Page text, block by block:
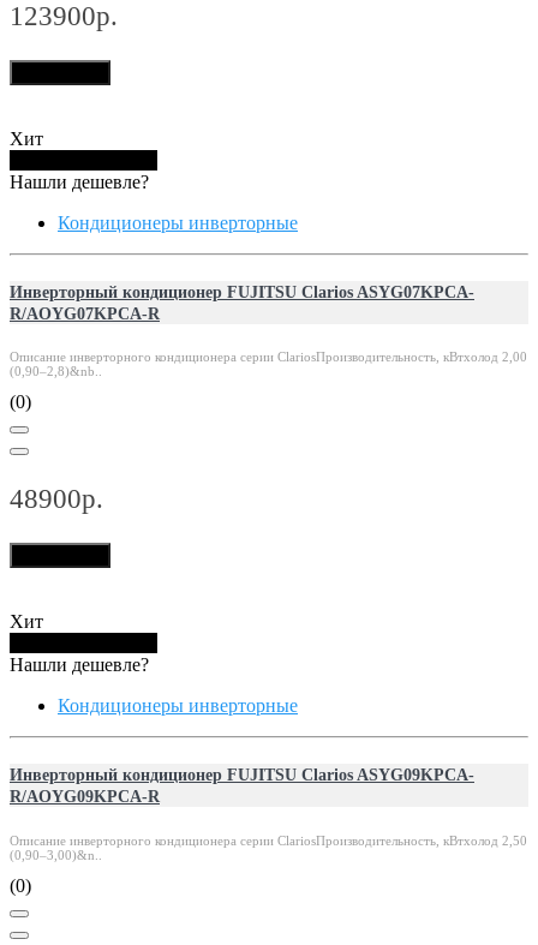
123900р.
Хит
Нашли дешевле?
Кондиционеры инверторные
Инверторный кондиционер FUJITSU Clarios ASYG07KPCA-
R/AOYG07KPCA-R
Описание инверторного кондиционера серии ClariosПроизводительность, кВтхолод 2,00
(0,90–2,8)&nb..
(0)
48900р.
Хит
Нашли дешевле?
Кондиционеры инверторные
Инверторный кондиционер FUJITSU Clarios ASYG09KPCA-
R/AOYG09KPCA-R
Описание инверторного кондиционера серии ClariosПроизводительность, кВтхолод 2,50
(0,90–3,00)&n..
(0)